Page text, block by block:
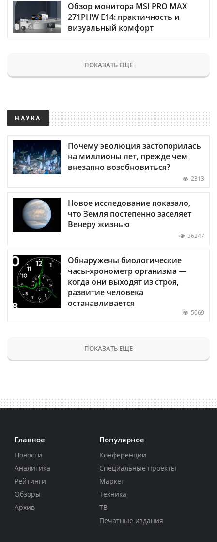
Обзор монитора MSI PRO MAX
271PHW E14: практичность и
визуальный комфорт
ПОКАЗАТЬ ЕЩЕ
НАУКА
Почему эволюция застопорилась
на миллионы лет, прежде чем
внезапно возобновиться?
2313
Новое исследование показало,
что Земля постепенно заселяет
Венеру жизнью
36247
Обнаружены биологические
часы-хронометр организма —
когда они выходят из строя,
развитие человека
останавливается
5069
ПОКАЗАТЬ ЕЩЕ
Главное
Новости
Аналитика
Рейтинги
Обзоры
Архив
Популярное
Конференции
Специальные проекты
Маркет
Техника
ТВ
Печатные издания